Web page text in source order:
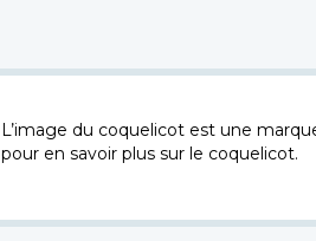
L’image du coquelicot est une
pour en savoir plus sur le coquelicot.